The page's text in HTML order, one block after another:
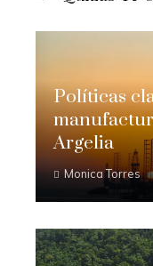
Políticas
Argelia
Monica Torres